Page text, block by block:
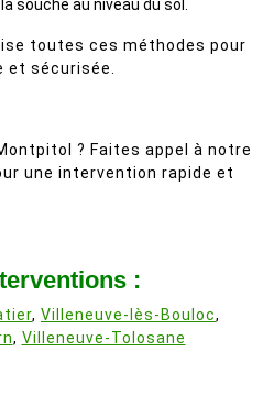
souche au niveau du sol.
toutes ces méthodes pour
sécurisée.
? Faites appel à notre
une intervention rapide et
:
, Villeneuve-lès-Bouloc,
, Villeneuve-Tolosane